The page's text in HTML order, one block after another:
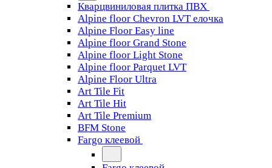
Кварцвиниловая плитка ПВХ
Alpine floor Chevron LVT елочка
Alpine Floor Easy line
Alpine floor Grand Stone
Alpine floor Light Stone
Alpine floor Parquet LVT
Alpine Floor Ultra
Art Tile Fit
Art Tile Hit
Art Tile Premium
BFM Stone
Fargo клеевой